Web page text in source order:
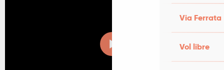
Via Ferrata
Vol libre